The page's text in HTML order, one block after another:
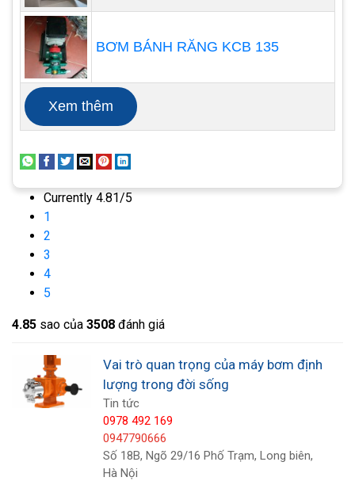
lượng hóa chất OBLdựa trên quy trình mà chúng
tôi gợi ý dưới đây hoặc nhờ đến các chuyên gia kỹ
thuật hỗ trợ nếu cần thiết.
Bước 1: Chọn vị trí và diện tích lắp đặt thiết bị
Chọn vị trí bằng phẳng, sạch sẽ, an toàn dễ
dàng cho việc lắp đặt và bảo dưỡng thiết bị
sau này. Cần có khoảng không ở phần đầu
hút, đầu đẩy của bơm và núm điều chỉnh lưu
lượng bơm
Sử dụng mái che cho máy bơm khi lắp đặt
BƠM BÁNH RĂNG KCB 135
Xem thêm
Currently 4.81/5
1
2
3
4
5
4.85 sao của 3508 đánh giá
Vai trò quan trọng của máy bơm định
lượng trong đời sống
Tin tức
0978 492 169
0947790666
Số 18B, Ngõ 29/16 Phố Trạm, Long biên,
Hà Nội